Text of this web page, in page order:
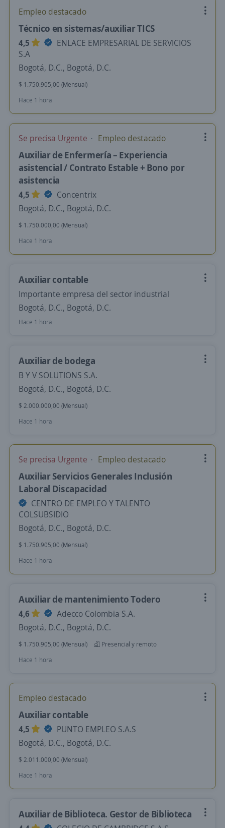
Empleo destacado
Técnico en sistemas/auxiliar TICS
4,5
ENLACE EMPRESARIAL DE SERVICIOS
S.A
Bogotá, D.C., Bogotá, D.C.
$ 1.750.905,00 (Mensual)
Hace 1 hora
Se precisa Urgente Empleo destacado
Auxiliar de Enfermería – Experiencia
asistencial / Contrato Estable + Bono por
asistencia
4,5
Concentrix
Bogotá, D.C., Bogotá, D.C.
$ 1.750.000,00 (Mensual)
Hace 1 hora
Auxiliar contable
Importante empresa del sector industrial
Bogotá, D.C., Bogotá, D.C.
Hace 1 hora
Auxiliar de bodega
B Y V SOLUTIONS S.A.
Bogotá, D.C., Bogotá, D.C.
$ 2.000.000,00 (Mensual)
Hace 1 hora
Se precisa Urgente Empleo destacado
Auxiliar Servicios Generales Inclusión
Laboral Discapacidad
CENTRO DE EMPLEO Y TALENTO
COLSUBSIDIO
Bogotá, D.C., Bogotá, D.C.
$ 1.750.905,00 (Mensual)
Hace 1 hora
Auxiliar de mantenimiento Todero
4,6
Adecco Colombia S.A.
Bogotá, D.C., Bogotá, D.C.
$ 1.750.905,00 (Mensual)
Presencial y remoto
Hace 1 hora
Empleo destacado
Auxiliar contable
4,5
PUNTO EMPLEO S.A.S
Bogotá, D.C., Bogotá, D.C.
$ 2.011.000,00 (Mensual)
Hace 1 hora
Auxiliar de Biblioteca. Gestor de Biblioteca